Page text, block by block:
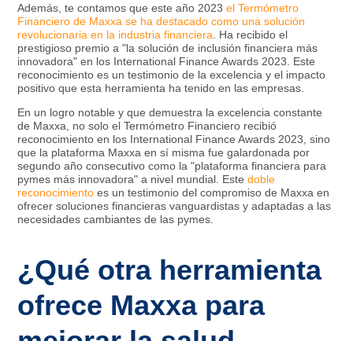
Además, te contamos que este año 2023 el Termómetro
Financiero de Maxxa se ha destacado como una solución
revolucionaria en la industria financiera . Ha recibido el
prestigioso premio a "la solución de inclusión financiera más
innovadora" en los International Finance Awards 2023. Este
reconocimiento es un testimonio de la excelencia y el impacto
positivo que esta herramienta ha tenido en las empresas.
En un logro notable y que demuestra la excelencia constante
de Maxxa, no solo el Termómetro Financiero recibió
reconocimiento en los International Finance Awards 2023, sino
que la plataforma Maxxa en sí misma fue galardonada por
segundo año consecutivo como la "plataforma financiera para
pymes más innovadora" a nivel mundial. Este doble
reconocimiento es un testimonio del compromiso de Maxxa en
ofrecer soluciones financieras vanguardistas y adaptadas a las
necesidades cambiantes de las pymes.
¿Qué otra herramienta
ofrece Maxxa para